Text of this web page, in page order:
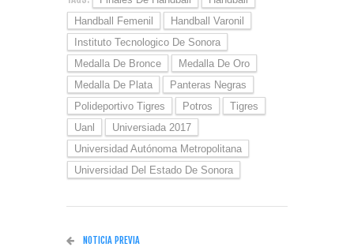
Handball Femenil
Handball Varonil
Instituto Tecnologico De Sonora
Medalla De Bronce
Medalla De Oro
Medalla De Plata
Panteras Negras
Polideportivo Tigres
Potros
Tigres
Uanl
Universiada 2017
Universidad Autónoma Metropolitana
Universidad Del Estado De Sonora
NOTICIA PREVIA